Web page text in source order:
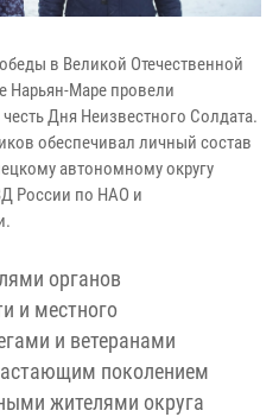
в Великой Отечественной
Нарьян-Маре провели
Дня Неизвестного Солдата.
обеспечивал личный состав
автономному округу
России по НАО и
органов
и местного
и ветеранами
поколением
жителями округа